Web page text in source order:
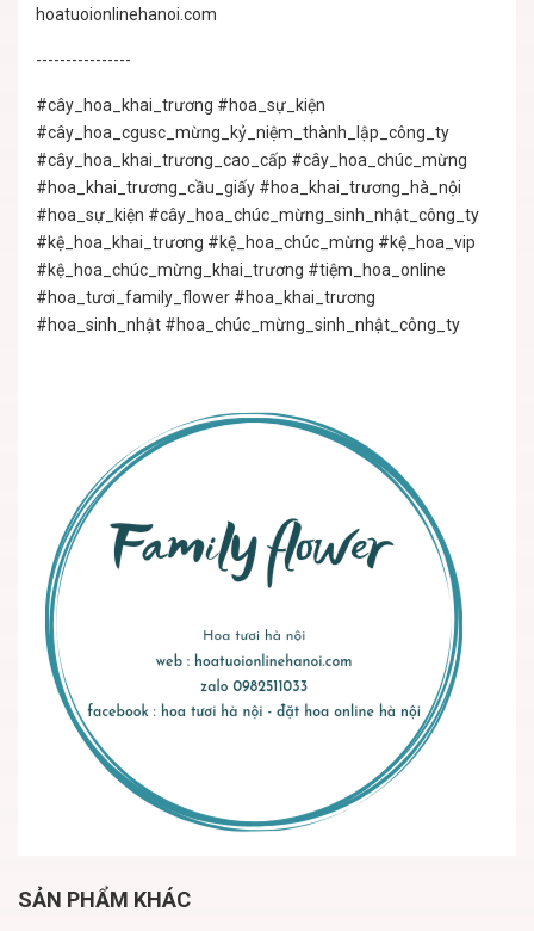
hoatuoionlinehanoi.com
----------------
#cây_hoa_khai_trương #hoa_sự_kiện
#cây_hoa_cgusc_mừng_kỷ_niệm_thành_lập_công_ty
#cây_hoa_khai_trương_cao_cấp #cây_hoa_chúc_mừng
#hoa_khai_trương_cầu_giấy #hoa_khai_trương_hà_nội
#hoa_sự_kiện #cây_hoa_chúc_mừng_sinh_nhật_công_ty
#kệ_hoa_khai_trương #kệ_hoa_chúc_mừng #kệ_hoa_vip
#kệ_hoa_chúc_mừng_khai_trương #tiệm_hoa_online
#hoa_tươi_family_flower #hoa_khai_trương
#hoa_sinh_nhật #hoa_chúc_mừng_sinh_nhật_công_ty
SẢN PHẨM KHÁC